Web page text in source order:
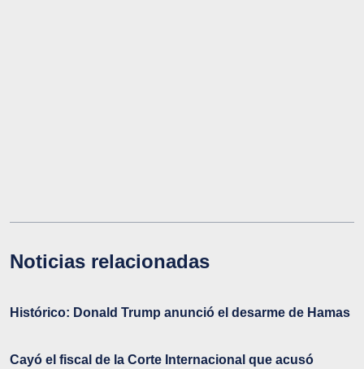
Noticias relacionadas
Histórico: Donald Trump anunció el desarme de Hamas
Cayó el fiscal de la Corte Internacional que acusó